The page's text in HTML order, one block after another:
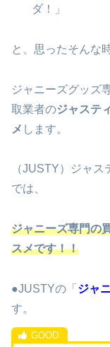
ダ！」
と、思ったそんな
ジャニーズグッズ
取業者のジャステ
メ します。
（JUSTY）ジャス
では、
ジャニーズ専門の
スメです！！
●JUSTYの「 ジャ
す。